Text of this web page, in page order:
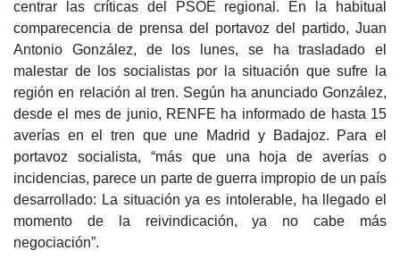
centrar las críticas del PSOE regional. En la habitual
comparecencia de prensa del portavoz del partido, Juan
Antonio González, de los lunes, se ha trasladado el
malestar de los socialistas por la situación que sufre la
región en relación al tren. Según ha anunciado González,
desde el mes de junio, RENFE ha informado de hasta 15
averías en el tren que une Madrid y Badajoz. Para el
portavoz socialista, “más que una hoja de averías o
incidencias, parece un parte de guerra impropio de un país
desarrollado: La situación ya es intolerable, ha llegado el
momento de la reivindicación, ya no cabe más
negociación”.